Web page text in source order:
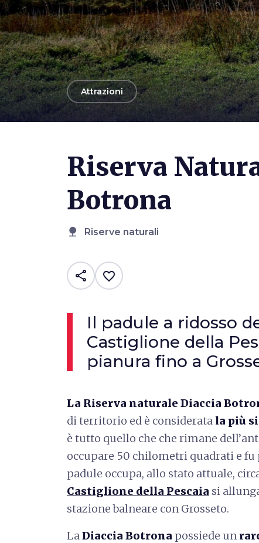
arrow_backAttrazioni
Riserva
Botrona
nature Riserve naturali
share favorite_border
Il padule a ridosso
Castiglione della
pianura fino a
La Riserva naturale Diaccia
di territorio ed è consideratala più
è tutto quello che che rimane
occupare 50 chilometri quadrati e fu
padule occupa, allo stato attuale,
Castiglione della Pescaia si
stazione balneare con Grosseto.
LaDiaccia Botrona possiede un